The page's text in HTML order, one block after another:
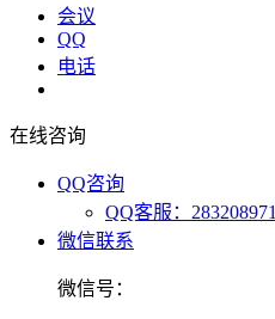
会议
QQ
电话
在线咨询
QQ咨询
QQ客服：283208971
微信联系
微信号：